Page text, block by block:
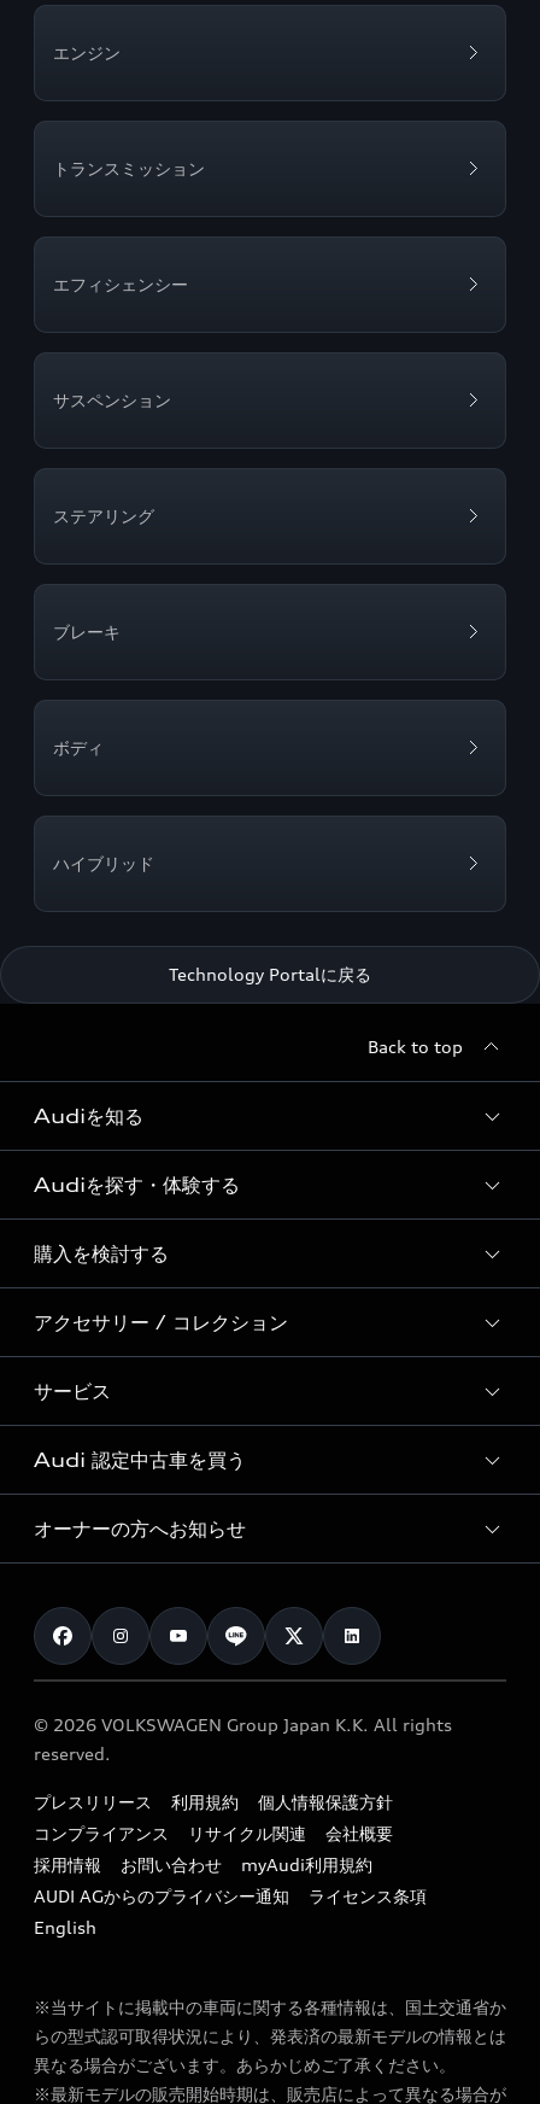
エンジン
トランスミッション
エフィシェンシー
サスペンション
ステアリング
ブレーキ
ボディ
ハイブリッド
Technology Portalに戻る
Back to top
Audiを知る
Audi ブランド
Story of Progress
Audi Sport
Formula 1®
デジタルサービス
Audiを探す・体験する
ディーラー検索
新車在庫検索
試乗車・展示車検索
見積り依頼
試乗予約
購入を検討する
モデル一覧
特別仕様モデル / 限定モデル
e-tronラインアップ
価格シミュレーション
車両比較
カタログ一覧
アクセサリー / コレクション
純正アクセサリー
オンラインショップ
Audi collection
アウディナビアプリ
サービス
サービス入庫予約
サービスプログラム
メンテナンス
車検 / 定期点検
e-tronアフターサポート
myAudi
Audi 認定中古車を買う
Audi認定中古車
クオリティ
保証
メンテナンス
ファイナンス
キャンペーン / イベント
買取査定
オーナーの方へお知らせ
お知らせ
オーナー様向けキャンペーン
特定整備適用車一覧
リサイクル法
よくある質問（FAQ）
© 2026 VOLKSWAGEN Group Japan K.K. All rights
reserved.
プレスリリース 利用規約
個人情報保護方針
コンプライアンス
リサイクル関連
会社概要
採用情報
お問い合わせ
myAudi利用規約
AUDI AGからのプライバシー通知
ライセンス条項
English
※当サイトに掲載中の車両に関する各種情報は、国土交通省か
らの型式認可取得状況により、発表済の最新モデルの情報とは
異なる場合がございます。あらかじめご了承ください。
※最新モデルの販売開始時期は、販売店によって異なる場合が